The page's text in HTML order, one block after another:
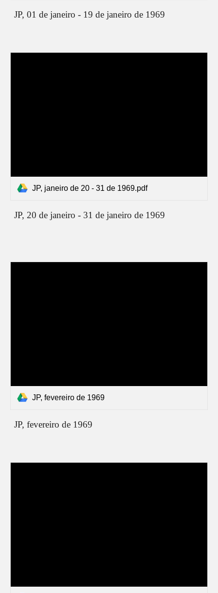
JP, 01 de janeiro - 19 de janeiro de 1969
JP, janeiro de 20 - 31 de 1969.pdf
JP, 20 de janeiro - 31 de janeiro de 1969
JP, fevereiro de 1969
JP,fevereiro de 1969